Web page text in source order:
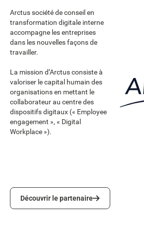
Arctus société de conseil en
transformation digitale interne
accompagne les entreprises
dans les nouvelles façons de
travailler.
La mission d’Arctus consiste à
valoriser le capital humain des
organisations en mettant le
collaborateur au centre des
dispositifs digitaux (« Employee
engagement », « Digital
Workplace »).
Découvrir le partenaire
Découvrir le partenaire